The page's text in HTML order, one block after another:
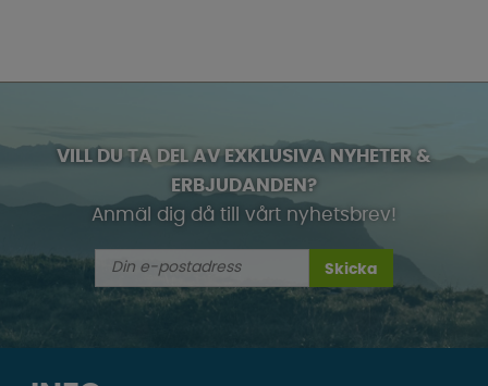
VILL DU TA DEL AV EXKLUSIVA NYHETER &
ERBJUDANDEN?
Anmäl dig då till vårt nyhetsbrev!
Skicka